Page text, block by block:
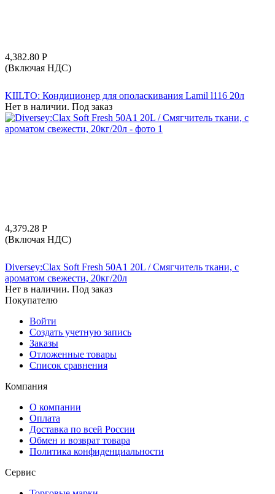
4,382.80 Р
(Включая НДС)
KIILTO: Кондиционер для ополаскивания Lamil l116 20л
Нет в наличии. Под заказ
4,379.28 Р
(Включая НДС)
Diversey:Clax Soft Fresh 50A1 20L / Смягчитель ткани, с
ароматом свежести, 20кг/20л
Нет в наличии. Под заказ
Покупателю
Войти
Создать учетную запись
Заказы
Отложенные товары
Список сравнения
Компания
О компании
Оплата
Доставка по всей России
Обмен и возврат товара
Политика конфиденциальности
Сервис